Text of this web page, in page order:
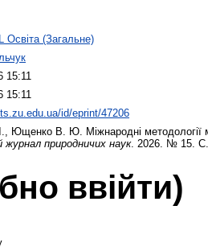
L Освіта (Загальне)
15:11
15:11
id/eprint/47206
Ющенко В. Ю. Міжнародні
журнал природничих наук. 2026. № 15.
ввійти)